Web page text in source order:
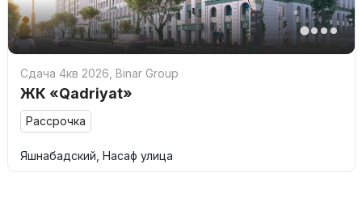
Сдача 4кв 2026 Binar Group
ЖК «Qadriyat»
Рассрочка
Яшнабадский, Насаф улица